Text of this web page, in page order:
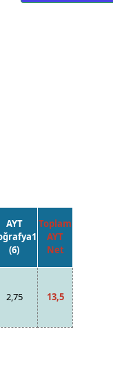
AYT
(6)
Toplam
AYT
Net
2,75 13,5